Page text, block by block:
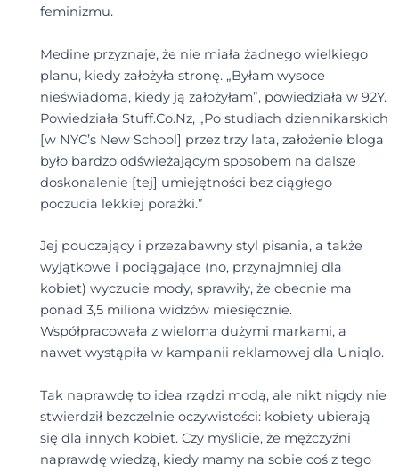
feminizmu.
Medine przyznaje, że nie miała żadnego wielkiego
planu, kiedy założyła stronę. „Byłam wysoce
nieświadoma, kiedy ją założyłam”, powiedziała w 92Y.
Powiedziała Stuff.Co.Nz, „Po studiach dziennikarskich
[w NYC’s New School] przez trzy lata, założenie bloga
było bardzo odświeżającym sposobem na dalsze
doskonalenie [tej] umiejętności bez ciągłego
poczucia lekkiej porażki.”
Jej pouczający i przezabawny styl pisania, a także
wyjątkowe i pociągające (no, przynajmniej dla
kobiet) wyczucie mody, sprawiły, że obecnie ma
ponad 3,5 miliona widzów miesięcznie.
Współpracowała z wieloma dużymi markami, a
nawet wystąpiła w kampanii reklamowej dla Uniqlo.
Tak naprawdę to idea rządzi modą, ale nikt nigdy nie
stwierdził bezczelnie oczywistości: kobiety ubierają
się dla innych kobiet. Czy myślicie, że mężczyźni
naprawdę wiedzą, kiedy mamy na sobie coś z tego